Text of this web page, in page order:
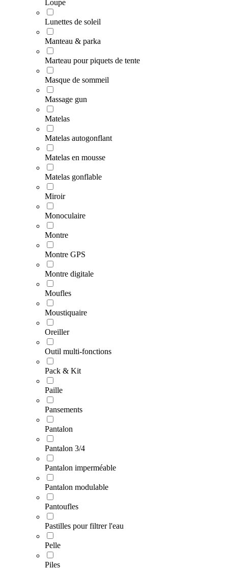
Loupe
Lunettes de soleil
Manteau & parka
Marteau pour piquets de tente
Masque de sommeil
Massage gun
Matelas
Matelas autogonflant
Matelas en mousse
Matelas gonflable
Miroir
Monoculaire
Montre
Montre GPS
Montre digitale
Moufles
Moustiquaire
Oreiller
Outil multi-fonctions
Pack & Kit
Paille
Pansements
Pantalon
Pantalon 3/4
Pantalon imperméable
Pantalon modulable
Pantoufles
Pastilles pour filtrer l'eau
Pelle
Piles